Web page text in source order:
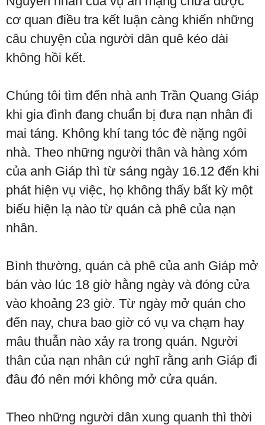
cơ quan điều tra kết luận càng khiến những
câu chuyện của người dân quê kéo dài
không hồi kết.
Chúng tôi tìm đến nhà anh Trần Quang Giáp
khi gia đình đang chuẩn bị đưa nạn nhân đi
mai táng. Không khí tang tóc đè nặng ngôi
nhà. Theo những người thân và hàng xóm
của anh Giáp thì từ sáng ngày 16.12 đến khi
phát hiện vụ việc, họ không thấy bất kỳ một
biểu hiện lạ nào từ quán cà phê của nạn
nhân.
Bình thường, quán cà phê của anh Giáp mở
bán vào lúc 18 giờ hằng ngày và đóng cửa
vào khoảng 23 giờ. Từ ngày mở quán cho
đến nay, chưa bao giờ có vụ va chạm hay
mâu thuẫn nào xảy ra trong quán. Người
thân của nạn nhân cứ nghĩ rằng anh Giáp đi
đâu đó nên mới không mở cửa quán.
Theo những người dân xung quanh thì thời